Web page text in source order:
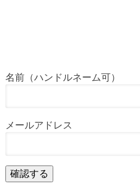
名前（ハンドルネーム可）
メールアドレス